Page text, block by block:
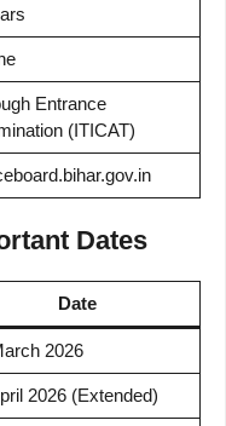
Entrance
(ITICAT)
Dates
Date
2026
2026 (Extended)